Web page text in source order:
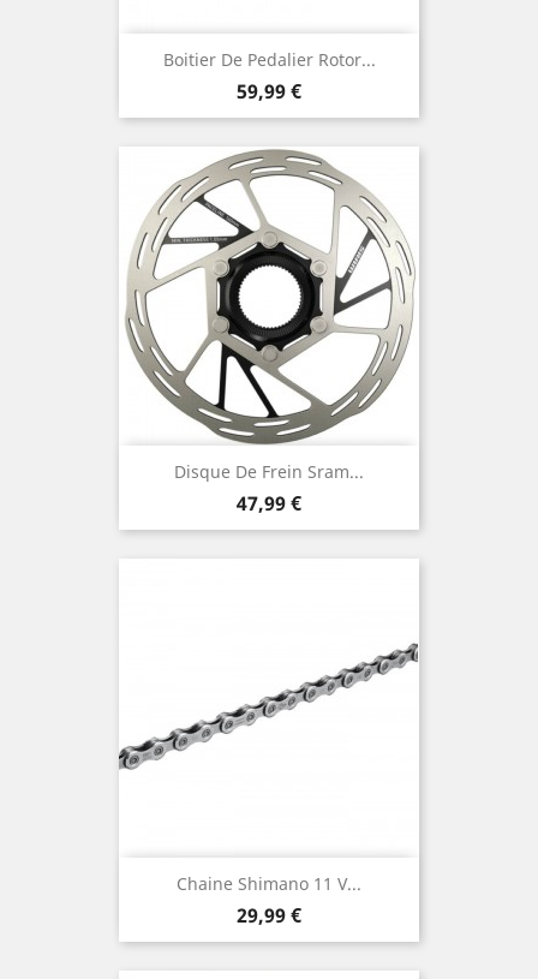
Boitier De Pedalier Rotor...
Prix
59,99 €
Disque De Frein Sram...
Prix
47,99 €
Chaine Shimano 11 V...
Prix
29,99 €